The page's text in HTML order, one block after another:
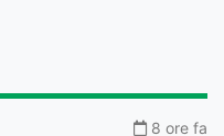
8 ore fa